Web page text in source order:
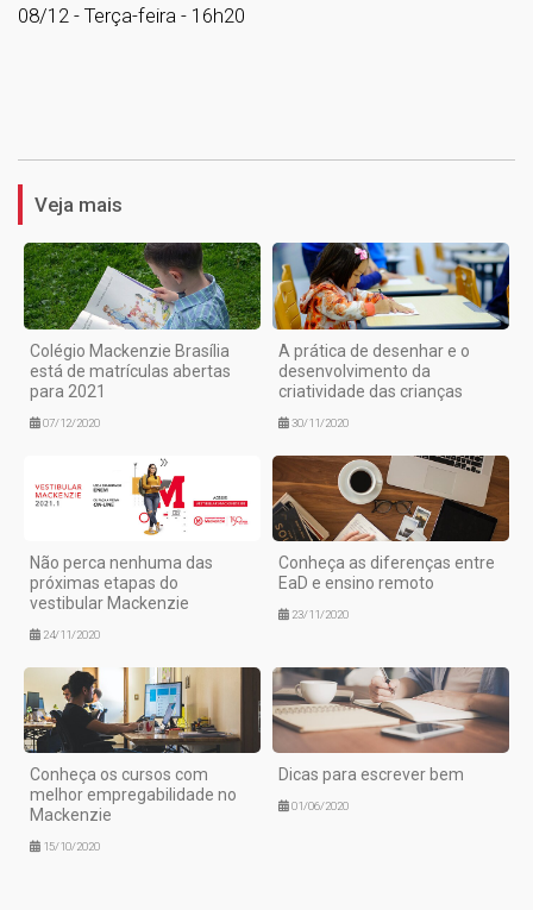
08/12 - Terça-feira - 16h20
Veja mais
Colégio Mackenzie Brasília
está de matrículas abertas
para 2021
07/12/2020
A prática de desenhar e o
desenvolvimento da
criatividade das crianças
30/11/2020
Não perca nenhuma das
próximas etapas do
vestibular Mackenzie
24/11/2020
Conheça as diferenças entre
EaD e ensino remoto
23/11/2020
Conheça os cursos com
melhor empregabilidade no
Mackenzie
15/10/2020
Dicas para escrever bem
01/06/2020